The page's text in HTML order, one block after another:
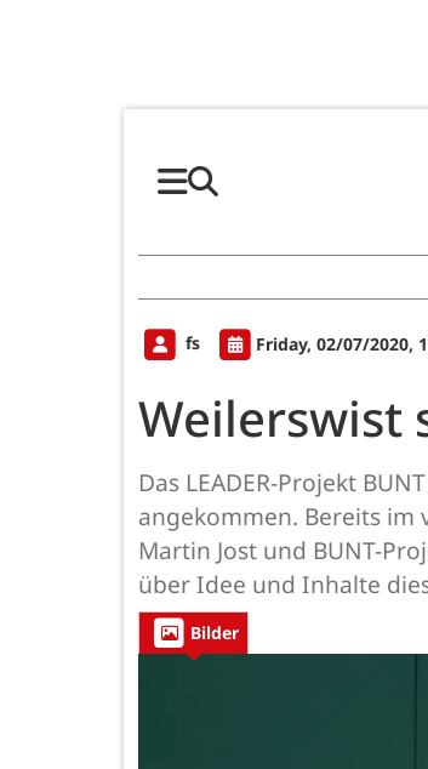
fs Friday, 02/07/2020,
Weilerswist
Das LEADER-Projekt
angekommen. Bereits im
Martin Jost und BUNT-
über Idee und Inhalte
Bilder